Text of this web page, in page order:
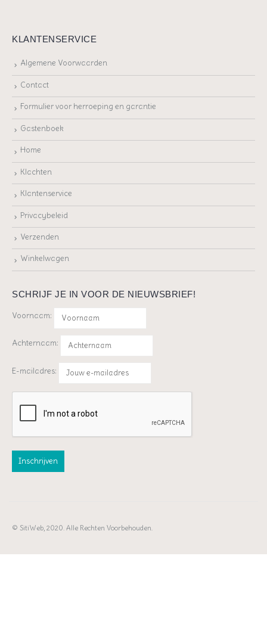
KLANTENSERVICE
Algemene Voorwaarden
Contact
Formulier voor herroeping en garantie
Gastenboek
Home
Klachten
Klantenservice
Privacybeleid
Verzenden
Winkelwagen
SCHRIJF JE IN VOOR DE NIEUWSBRIEF!
Voornaam:
Achternaam:
E-mailadres:
© SitiWeb, 2020. Alle Rechten Voorbehouden.